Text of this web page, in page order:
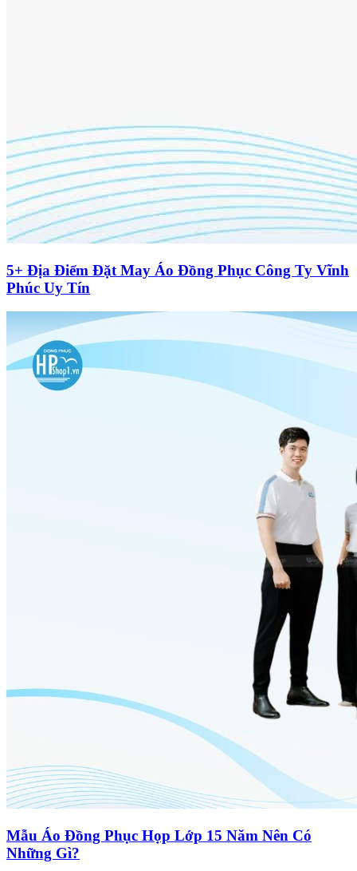
5+ Địa Điểm Đặt May Áo Đồng Phục Công Ty Vĩnh
Phúc Uy Tín
Mẫu Áo Đồng Phục Họp Lớp 15 Năm Nên Có
Những Gì?